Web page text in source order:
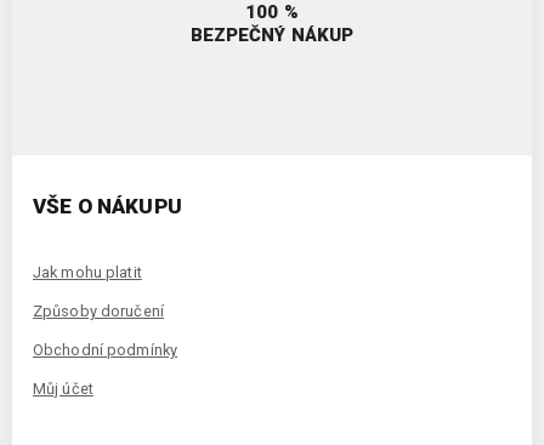
100 %
BEZPEČNÝ NÁKUP
VŠE O NÁKUPU
Jak mohu platit
Způsoby doručení
Obchodní podmínky
Můj účet